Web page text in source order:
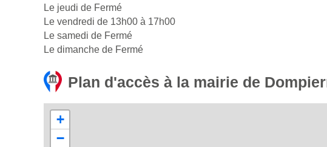
Le jeudi de Fermé
Le vendredi de 13h00 à 17h00
Le samedi de Fermé
Le dimanche de Fermé
Plan d'accès à la mairie de
+
−